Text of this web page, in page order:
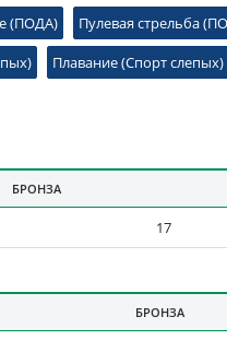
(ПОДА)
Пулевая стрельба
Плавание (Спорт слепых)
БРОНЗА
17
БРОНЗА